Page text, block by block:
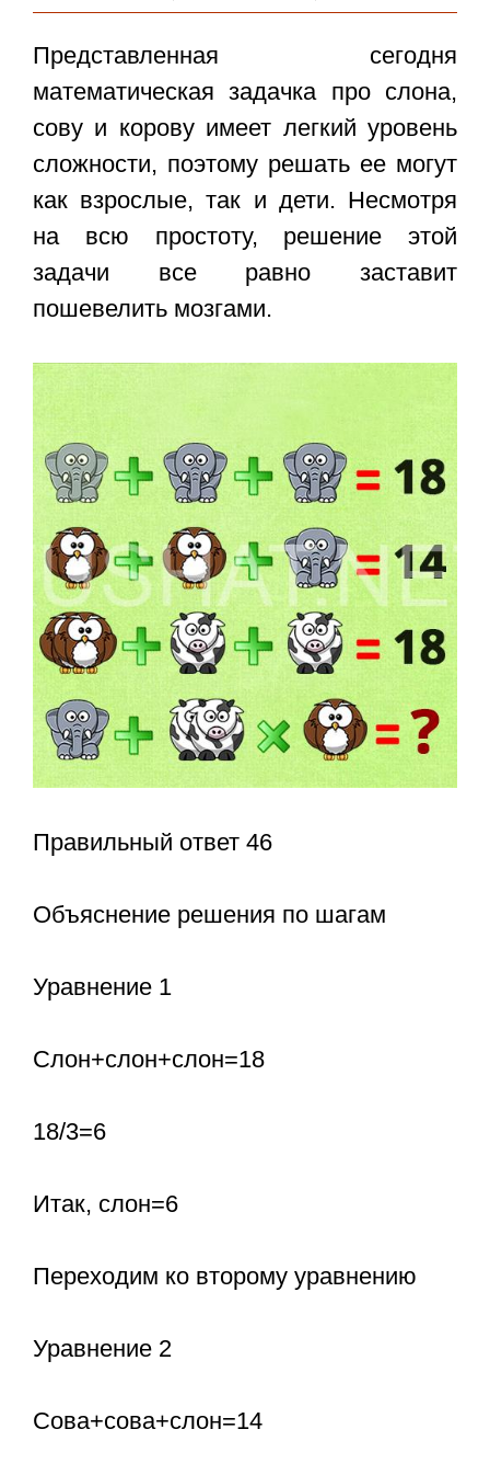
Представленная сегодня
математическая задачка про слона,
сову и корову имеет легкий уровень
сложности, поэтому решать ее могут
как взрослые, так и дети. Несмотря
на всю простоту, решение этой
задачи все равно заставит
пошевелить мозгами.
Правильный ответ 46
Объяснение решения по шагам
Уравнение 1
Слон+слон+слон=18
18/3=6
Итак, слон=6
Переходим ко второму уравнению
Уравнение 2
Сова+сова+слон=14